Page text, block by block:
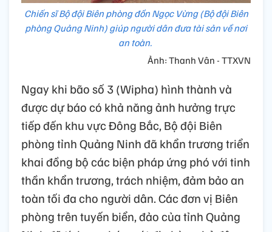
Chiến sĩ Bộ đội Biên phòng đồn Ngọc Vừng (Bộ đội Biên
phòng Quảng Ninh) giúp người dân đưa tài sản về nơi
an toàn.
Ảnh: Thanh Vân - TTXVN
Ngay khi bão số 3 (Wipha) hình thành và
được dự báo có khả năng ảnh hưởng trực
tiếp đến khu vực Đông Bắc, Bộ đội Biên
phòng tỉnh Quảng Ninh đã khẩn trương triển
khai đồng bộ các biện pháp ứng phó với tinh
thần khẩn trương, trách nhiệm, đảm bảo an
toàn tối đa cho người dân. Các đơn vị Biên
phòng trên tuyến biển, đảo của tỉnh Quảng